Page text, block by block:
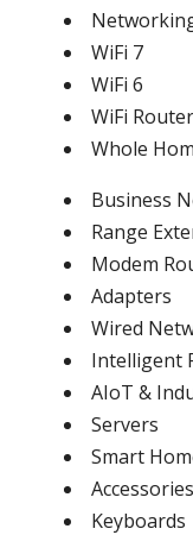
WiFi 7
WiFi 6
WiFi
Whole
Business
Range
Modem
Adapters
Wired
Intelligent
AIoT &
Servers
Smart
Accessories
Keyboards